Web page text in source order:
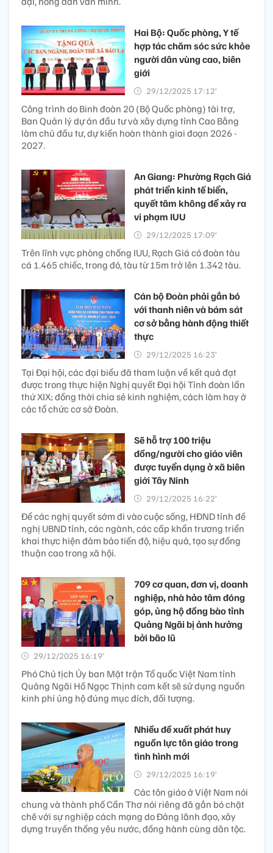
Hai Bộ: Quốc phòng, Y tế
hợp tác chăm sóc sức khỏe
người dân vùng cao, biên
giới
29/12/2025 17:12’
Công trình do Binh đoàn 20 (Bộ Quốc phòng) tài trợ,
Ban Quản lý dự án đầu tư và xây dựng tỉnh Cao Bằng
làm chủ đầu tư, dự kiến hoàn thành giai đoạn 2026 -
2027.
An Giang: Phường Rạch Giá
phát triển kinh tế biển,
quyết tâm không để xảy ra
vi phạm IUU
29/12/2025 17:09’
Trên lĩnh vực phòng chống IUU, Rạch Giá có đoàn tàu
cá 1.465 chiếc, trong đó, tàu từ 15m trở lên 1.342 tàu.
Cán bộ Đoàn phải gắn bó
với thanh niên và bám sát
cơ sở bằng hành động thiết
thực
29/12/2025 16:23’
Tại Đại hội, các đại biểu đã tham luận về kết quả đạt
được trong thực hiện Nghị quyết Đại hội Tỉnh đoàn lần
thứ XIX; đồng thời chia sẻ kinh nghiệm, cách làm hay ở
các tổ chức cơ sở Đoàn.
Sẽ hỗ trợ 100 triệu
đồng/người cho giáo viên
được tuyển dụng ở xã biên
giới Tây Ninh
29/12/2025 16:22’
Để các nghị quyết sớm đi vào cuộc sống, HĐND tỉnh đề
nghị UBND tỉnh, các ngành, các cấp khẩn trương triển
khai thực hiện đảm bảo tiến độ, hiệu quả, tạo sự đồng
thuận cao trong xã hội.
709 cơ quan, đơn vị, doanh
nghiệp, nhà hảo tâm đóng
góp, ủng hộ đồng bào tỉnh
Quảng Ngãi bị ảnh hưởng
bởi bão lũ
29/12/2025 16:19’
Phó Chủ tịch Ủy ban Mặt trận Tổ quốc Việt Nam tỉnh
Quảng Ngãi Hồ Ngọc Thịnh cam kết sẽ sử dụng nguồn
kinh phí ủng hộ đúng mục đích, đối tượng.
Nhiều đề xuất phát huy
nguồn lực tôn giáo trong
tình hình mới
29/12/2025 16:19’
Các tôn giáo ở Việt Nam nói
chung và thành phố Cần Thơ nói riêng đã gắn bó chặt
chẽ với sự nghiệp cách mạng do Đảng lãnh đạo, xây
dựng truyền thống yêu nước, đồng hành cùng dân tộc.